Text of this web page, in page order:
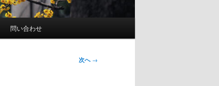
問い合わせ
次へ→